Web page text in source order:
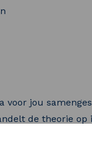
voor jou
de theorie op